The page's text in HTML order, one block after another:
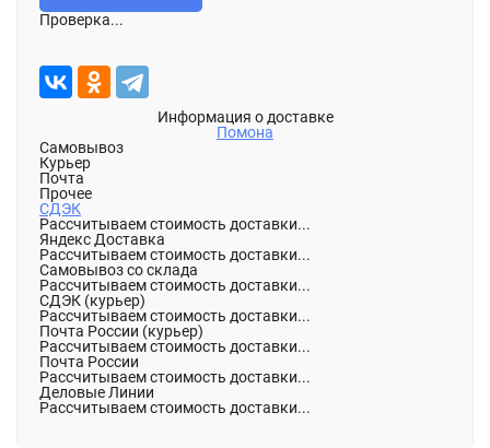
Проверка...
Информация о доставке
Помона
Самовывоз
Курьер
Почта
Прочее
СДЭК
Рассчитываем стоимость доставки...
Яндекс Доставка
Рассчитываем стоимость доставки...
Самовывоз со склада
Рассчитываем стоимость доставки...
СДЭК (курьер)
Рассчитываем стоимость доставки...
Почта России (курьер)
Рассчитываем стоимость доставки...
Почта России
Рассчитываем стоимость доставки...
Деловые Линии
Рассчитываем стоимость доставки...